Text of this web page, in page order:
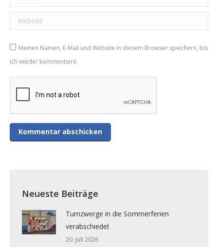
Website
Meinen Namen, E-Mail und Website in diesem Browser speichern, bis
ich wieder kommentiere.
Neueste Beiträge
Turnzwerge in die Sommerferien
verabschiedet
20. Juli 2026